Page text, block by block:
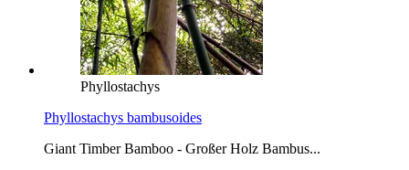
Phyllostachys
Phyllostachys bambusoides
Giant Timber Bamboo - Großer Holz Bambus...